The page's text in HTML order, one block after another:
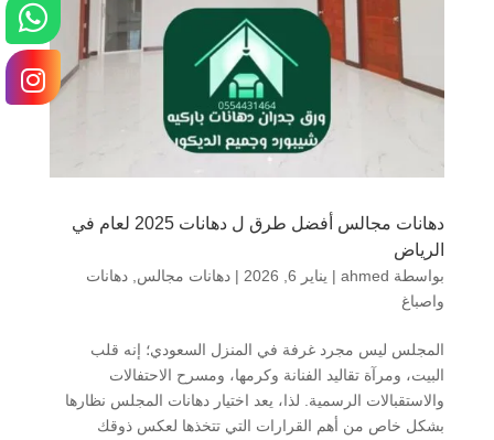
دهانات مجالس أفضل طرق ل دهانات 2025 لعام في
الرياض
بواسطة ahmed
| يناير 6, 2026 | دهانات مجالس, دهانات
واصباغ
المجلس ليس مجرد غرفة في المنزل السعودي؛ إنه قلب
البيت، ومرآة تقاليد الفنانة وكرمها، ومسرح الاحتفالات
والاستقبالات الرسمية. لذا، يعد اختيار دهانات المجلس نظارها
بشكل خاص من أهم القرارات التي تتخذها لعكس ذوقك